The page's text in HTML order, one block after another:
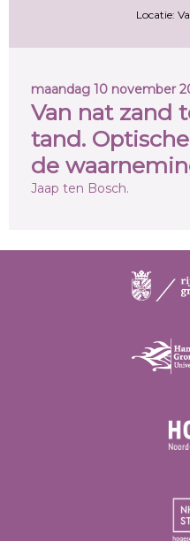
Locatie:
maandag 10 november
Van nat zand
tand.
de
Jaap ten Bosch.